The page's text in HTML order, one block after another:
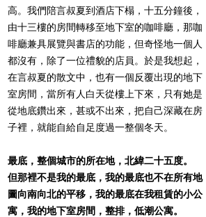
高。我們陪言叔夏到酒店下榻，十五分鐘後，
由十三樓的房間轉移至地下室的咖啡廳，那咖
啡廳兼具展覽與書店的功能，但奇怪地一個人
都沒有，除了一位禮貌的店員。於是我想起，
在言叔夏的散文中，也有一個反覆出現的地下
室房間，當所有人白天從樓上下來，只有她是
從地底鑽出來，甚或不出來，把自己深藏在房
子裡，就能自給自足度過一整個冬天。
最底，整個城市的所在地，北緯二十五度。
但那裡不是我的最底，我的最底也不在所有地
圖向南向北的平移，我的最底在我租賃的小公
寓，我的地下室房間，整排，低潮公寓。